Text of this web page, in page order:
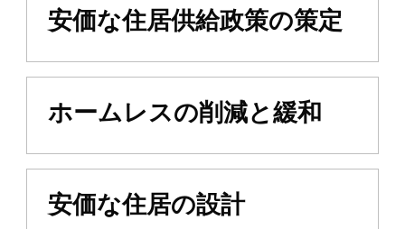
安価な住居供給政策の策定
ホームレスの削減と緩和
安価な住居の設計